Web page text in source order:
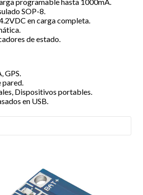
programable hasta 1000mA.
SOP-8.
en carga completa.
de estado.
GPS.
pared.
Dispositivos portables.
en USB.